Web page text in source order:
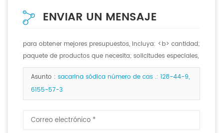
ENVIAR UN MENSAJE
para obtener mejores presupuestos, incluya: <b> cantidad;
paquete de productos que necesita; solicitudes especiales,
si las hay. <b>
Asunto : sacarina sódica número de cas .: 128-44-9,
6155-57-3